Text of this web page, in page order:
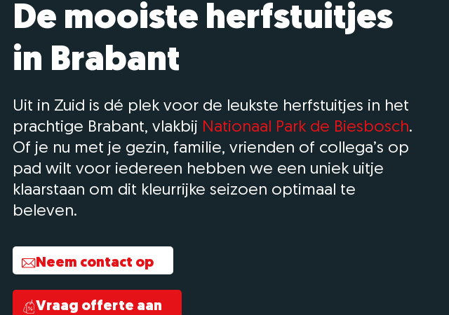
De mooiste herfstuitjes
in Brabant
Uit in Zuid is dé plek voor de leukste herfstuitjes in het
prachtige Brabant, vlakbij Nationaal Park de Biesbosch.
Of je nu met je gezin, familie, vrienden of collega’s op
pad wilt voor iedereen hebben we een uniek uitje
klaarstaan om dit kleurrijke seizoen optimaal te
beleven.
Neem contact op
Vraag offerte aan